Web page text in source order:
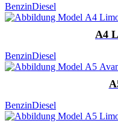
BenzinDiesel
A4
BenzinDiesel
BenzinDiesel